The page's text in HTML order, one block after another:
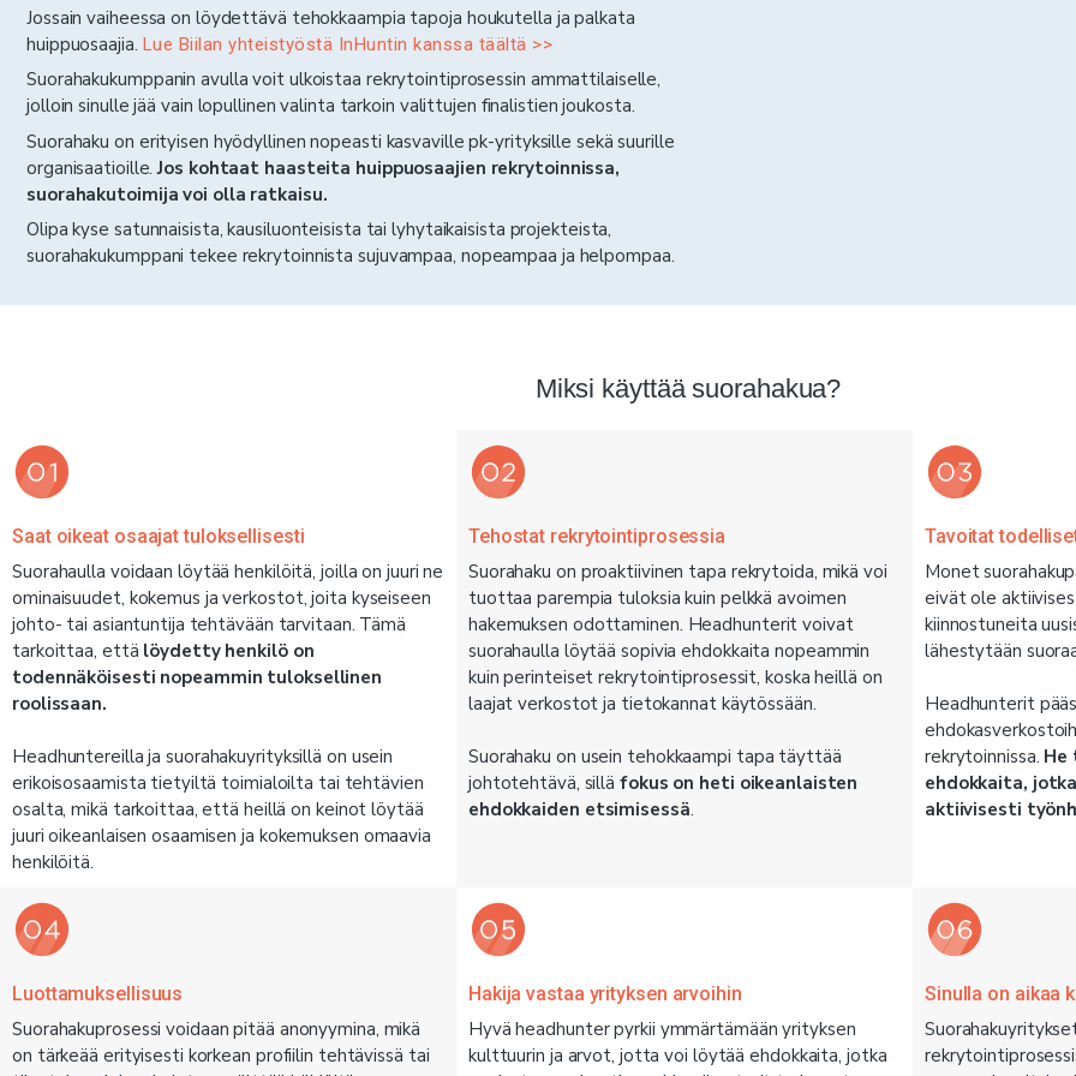
Jossain vaiheessa on löydettävä tehokkaampia tapoja houkutella ja palkata
huippuosaajia. Lue Biilan yhteistyöstä InHuntin kanssa täältä >>
Suorahakukumppanin avulla voit ulkoistaa rekrytointiprosessin ammattilaiselle,
jolloin sinulle jää vain lopullinen valinta tarkoin valittujen finalistien joukosta.
Suorahaku on erityisen hyödyllinen nopeasti kasvaville pk-yrityksille sekä suurille
organisaatioille.Jos kohtaat haasteita huippuosaajien rekrytoinnissa,
suorahakutoimija voi olla ratkaisu.
Olipa kyse satunnaisista, kausiluonteisista tai lyhytaikaisista projekteista,
suorahakukumppani tekee rekrytoinnista sujuvampaa, nopeampaa ja helpompaa.
Miksi käyttää suorahakua?
Saat oikeat osaajat tuloksellisesti
Suorahaulla voidaan löytää henkilöitä, joilla on juuri ne
ominaisuudet, kokemus ja verkostot, joita kyseiseen
johto- tai asiantuntija tehtävään tarvitaan. Tämä
tarkoittaa, että löydetty henkilö on
todennäköisesti nopeammin tuloksellinen
roolissaan.
Headhuntereilla ja suorahakuyrityksillä on usein
erikoisosaamista tietyiltä toimialoilta tai tehtävien
osalta, mikä tarkoittaa, että heillä on keinot löytää
juuri oikeanlaisen osaamisen ja kokemuksen omaavia
henkilöitä.
Tehostat rekrytointiprosessia
Suorahaku on proaktiivinen tapa rekrytoida, mikä voi
tuottaa parempia tuloksia kuin pelkkä avoimen
hakemuksen odottaminen. Headhunterit voivat
suorahaulla löytää sopivia ehdokkaita nopeammin
kuin perinteiset rekrytointiprosessit, koska heillä on
laajat verkostot ja tietokannat käytössään.
Suorahaku on usein tehokkaampi tapa täyttää
johtotehtävä, sillä fokus on heti oikeanlaisten
ehdokkaiden etsimisessä.
Tavoitat
Monet
eivät ole
kiinnostuneita
lähestytään
Headhunterit
rekrytoinnissa. He
ehdokkaita,
aktiivisesti
Luottamuksellisuus
Suorahakuprosessi voidaan pitää anonyymina, mikä
on tärkeää erityisesti korkean profiilin tehtävissä tai
Hakija vastaa yrityksen arvoihin
Hyvä headhunter pyrkii ymmärtämään yrityksen
kulttuurin ja arvot, jotta voi löytää ehdokkaita, jotka
Sinulla on aikaa